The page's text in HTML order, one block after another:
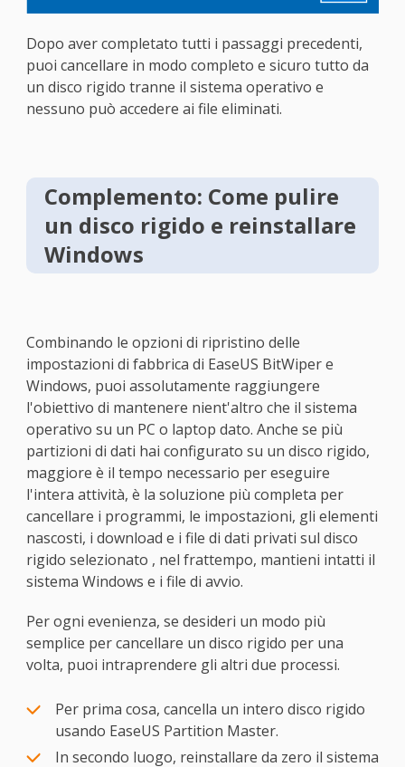
Dopo aver completato tutti i passaggi precedenti,
puoi cancellare in modo completo e sicuro tutto da
un disco rigido tranne il sistema operativo e
nessuno può accedere ai file eliminati.
Complemento: Come pulire
un disco rigido e reinstallare
Windows
Combinando le opzioni di ripristino delle
impostazioni di fabbrica di EaseUS BitWiper e
Windows, puoi assolutamente raggiungere
l'obiettivo di mantenere nient'altro che il sistema
operativo su un PC o laptop dato. Anche se più
partizioni di dati hai configurato su un disco rigido,
maggiore è il tempo necessario per eseguire
l'intera attività, è la soluzione più completa per
cancellare i programmi, le impostazioni, gli elementi
nascosti, i download e i file di dati privati sul disco
rigido selezionato , nel frattempo, mantieni intatti il
sistema Windows e i file di avvio.
Per ogni evenienza, se desideri un modo più
semplice per cancellare un disco rigido per una
volta, puoi intraprendere gli altri due processi.
Per prima cosa, cancella un intero disco rigido
usando EaseUS Partition Master.
In secondo luogo, reinstallare da zero il sistema